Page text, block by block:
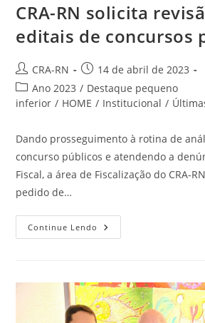
CRA-RN solicita
editais de concursos
Autor
do
post:
CRA-RN
Post
publicado:
14 de abril de 2023
Categoria
do
Ano 2023 / Destaque pequeno
inferior / HOME / Institucional /
Dando prosseguimento à rotina de
concurso públicos e atendendo a
Fiscal, a área de Fiscalização do CRA-
pedido de…
Continue Lendo CRA-
RN
De
Concursos
Públicos